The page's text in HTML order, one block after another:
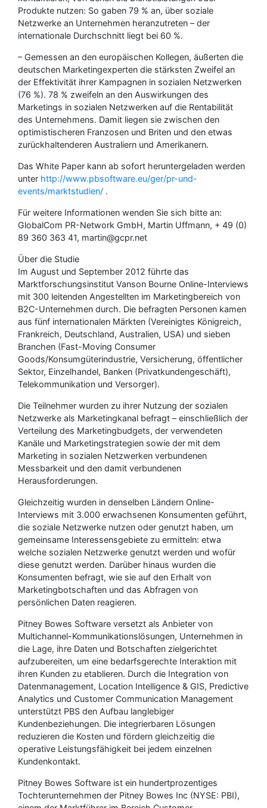
Produkte nutzen: So gaben 79 % an, über soziale
Netzwerke an Unternehmen heranzutreten – der
internationale Durchschnitt liegt bei 60 %.
– Gemessen an den europäischen Kollegen, äußerten die
deutschen Marketingexperten die stärksten Zweifel an
der Effektivität ihrer Kampagnen in sozialen Netzwerken
(76 %). 78 % zweifeln an den Auswirkungen des
Marketings in sozialen Netzwerken auf die Rentabilität
des Unternehmens. Damit liegen sie zwischen den
optimistischeren Franzosen und Briten und den etwas
zurückhaltenderen Australiern und Amerikanern.
Das White Paper kann ab sofort heruntergeladen werden
unter http://www.pbsoftware.eu/ger/pr-und-
events/marktstudien/ .
Für weitere Informationen wenden Sie sich bitte an:
GlobalCom PR-Network GmbH, Martin Uffmann, + 49 (0)
89 360 363 41, martin@gcpr.net
Über die Studie
Im August und September 2012 führte das
Marktforschungsinstitut Vanson Bourne Online-Interviews
mit 300 leitenden Angestellten im Marketingbereich von
B2C-Unternehmen durch. Die befragten Personen kamen
aus fünf internationalen Märkten (Vereinigtes Königreich,
Frankreich, Deutschland, Australien, USA) und sieben
Branchen (Fast-Moving Consumer
Goods/Konsumgüterindustrie, Versicherung, öffentlicher
Sektor, Einzelhandel, Banken (Privatkundengeschäft),
Telekommunikation und Versorger).
Die Teilnehmer wurden zu ihrer Nutzung der sozialen
Netzwerke als Marketingkanal befragt – einschließlich der
Verteilung des Marketingbudgets, der verwendeten
Kanäle und Marketingstrategien sowie der mit dem
Marketing in sozialen Netzwerken verbundenen
Messbarkeit und den damit verbundenen
Herausforderungen.
Gleichzeitig wurden in denselben Ländern Online-
Interviews mit 3.000 erwachsenen Konsumenten geführt,
die soziale Netzwerke nutzen oder genutzt haben, um
gemeinsame Interessensgebiete zu ermitteln: etwa
welche sozialen Netzwerke genutzt werden und wofür
diese genutzt werden. Darüber hinaus wurden die
Konsumenten befragt, wie sie auf den Erhalt von
Marketingbotschaften und das Abfragen von
persönlichen Daten reagieren.
Pitney Bowes Software versetzt als Anbieter von
Multichannel-Kommunikationslösungen, Unternehmen in
die Lage, ihre Daten und Botschaften zielgerichtet
aufzubereiten, um eine bedarfsgerechte Interaktion mit
ihren Kunden zu etablieren. Durch die Integration von
Datenmanagement, Location Intelligence & GIS, Predictive
Analytics und Customer Communication Management
unterstützt PBS den Aufbau langlebiger
Kundenbeziehungen. Die integrierbaren Lösungen
reduzieren die Kosten und fördern gleichzeitig die
operative Leistungsfähigkeit bei jedem einzelnen
Kundenkontakt.
Pitney Bowes Software ist ein hundertprozentiges
Tochterunternehmen der Pitney Bowes Inc (NYSE: PBI),